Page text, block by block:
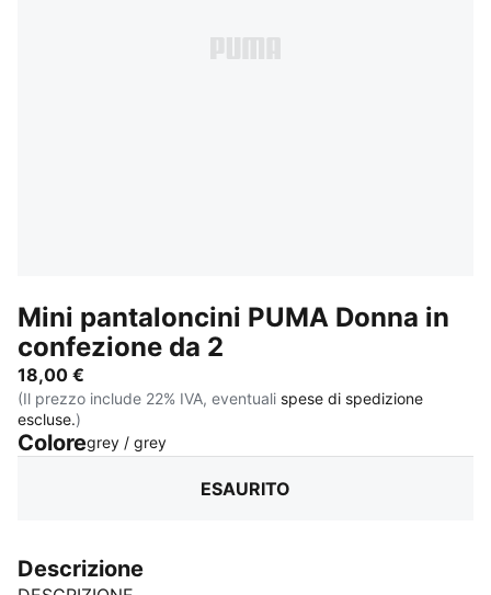
Mini pantaloncini PUMA Donna in
confezione da 2
18,00 €
(Il prezzo include 22% IVA, eventuali spese di spedizione
escluse.)
Coloregrey / grey:
ESAURITO
Descrizione